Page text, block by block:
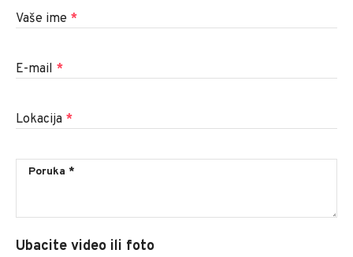
Vaše ime *
E-mail *
Lokacija *
Ubacite video ili foto